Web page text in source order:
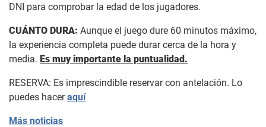
DNI para comprobar la edad de los jugadores.
CUÁNTO DURA: Aunque el juego dure 60 minutos máximo,
la experiencia completa puede durar cerca de la hora y
media. Es muy importante la puntualidad.
RESERVA: Es imprescindible reservar con antelación. Lo
puedes haceraquí
Más noticias